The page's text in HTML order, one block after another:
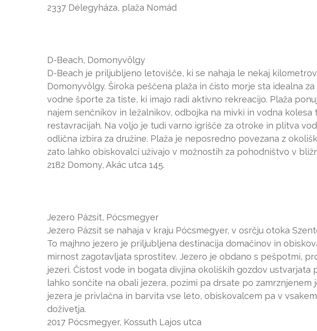
2337 Délegyháza, plaža Nomád
D-Beach, Domonyvölgy
D-Beach je priljubljeno letovišče, ki se nahaja le nekaj
Domonyvölgy. Široka peščena plaža in čisto morje sta idealna
vodne športe za tiste, ki imajo radi aktivno rekreacijo. Plaža
najem senčnikov in ležalnikov, odbojka na mivki in vodna
restavracijah. Na voljo je tudi varno igrišče za otroke in plitva
odlična izbira za družine. Plaža je neposredno povezana z
zato lahko obiskovalci uživajo v možnostih za pohodništvo v
2182 Domony, Akác utca 145.
Jezero Pázsit, Pócsmegyer
Jezero Pázsit se nahaja v kraju Pócsmegyer, v osrčju otoka
To majhno jezero je priljubljena destinacija domačinov in
mirnost zagotavljata sprostitev. Jezero je obdano s pešpotmi,
jezeri. Čistost vode in bogata divjina okoliških gozdov ustvarjata
lahko sončite na obali jezera, pozimi pa drsate po zamrznjenem
jezera je privlačna in barvita vse leto, obiskovalcem pa v
doživetja.
2017 Pócsmegyer, Kossuth Lajos utca